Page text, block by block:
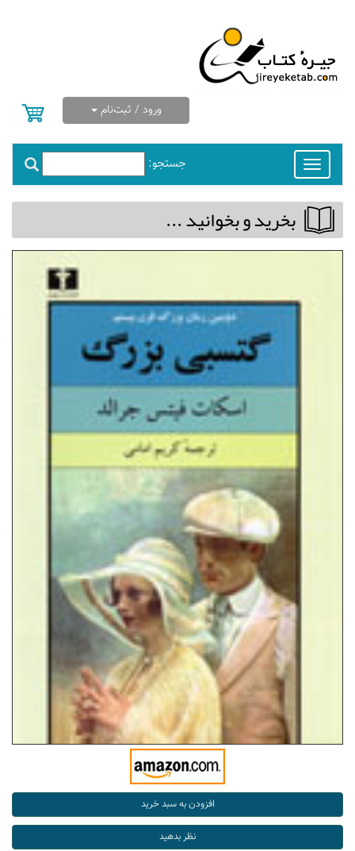
ورود / ثبت‌نام
جستجو:
Toggle
navigation
بخريد و بخوانيد ...